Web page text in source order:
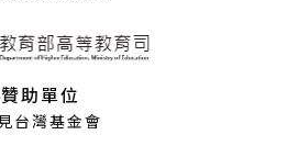
贊助單位
台灣基金會